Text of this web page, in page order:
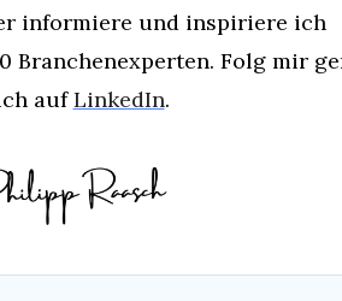
informiere und inspiriere ich
Branchenexperten. Folg mir
auf LinkedIn.